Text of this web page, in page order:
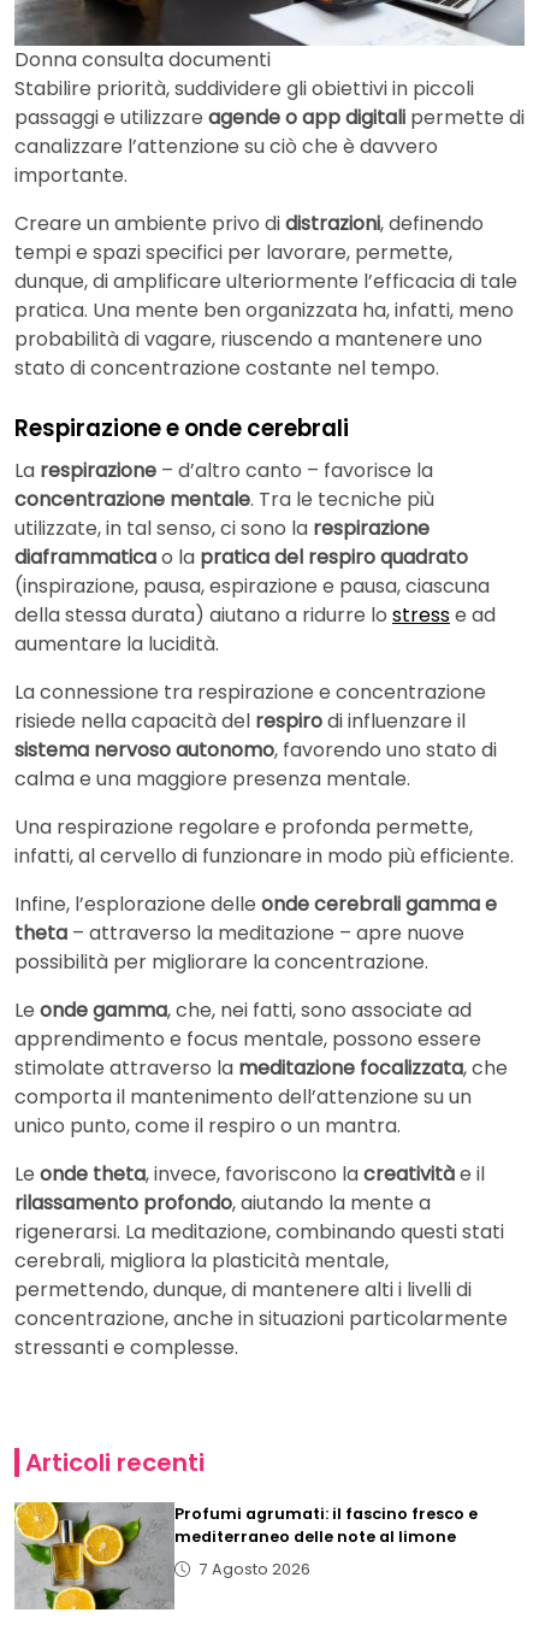
Donna consulta documenti
Stabilire priorità, suddividere gli obiettivi in ​​piccoli
passaggi e utilizzare agende o app digitali permette di
canalizzare l’attenzione su ciò che è davvero
importante.
Creare un ambiente privo didistrazioni, definendo
tempi e spazi specifici per lavorare, permette,
dunque, di amplificare ulteriormente l’efficacia di tale
pratica. Una mente ben organizzata ha, infatti, meno
probabilità di vagare, riuscendo a mantenere uno
stato di concentrazione costante nel tempo.
Respirazione e onde cerebrali
La respirazione – d’altro canto – favorisce la
concentrazione mentale. Tra le tecniche più
utilizzate, in tal senso, ci sono la respirazione
diaframmaticao la pratica del respiro quadrato
(inspirazione, pausa, espirazione e pausa, ciascuna
della stessa durata) aiutano a ridurre lo stresse ad
aumentare la lucidità.
La connessione tra respirazione e concentrazione
risiede nella capacità del respirodi influenzare il
sistema nervoso autonomo, favorendo uno stato di
calma e una maggiore presenza mentale.
Una respirazione regolare e profonda permette,
infatti, al cervello di funzionare in modo più efficiente.
Infine, l’esplorazione delle onde cerebrali gamma e
theta – attraverso la meditazione – apre nuove
possibilità per migliorare la concentrazione.
Le onde gamma, che, nei fatti, sono associate ad
apprendimento e focus mentale, possono essere
stimolate attraverso la meditazione focalizzata, che
comporta il mantenimento dell’attenzione su un
unico punto, come il respiro o un mantra.
Le onde theta, invece, favoriscono lacreativitàe il
rilassamento profondo, aiutando la mente a
rigenerarsi. La meditazione, combinando questi stati
cerebrali, migliora la plasticità mentale,
permettendo, dunque, di mantenere alti i livelli di
concentrazione, anche in situazioni particolarmente
stressanti e complesse.
Articoli recenti
Profumi agrumati: il fascino fresco e
mediterraneo delle note al limone
7 Agosto 2026